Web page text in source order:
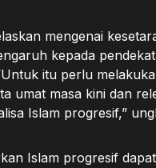
mengenai
kepada
itu perlu
umat masa kini dan
Islam progresif,”
Islam progresif